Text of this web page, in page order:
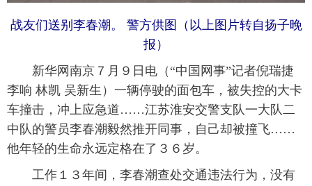
战友们送别李春潮。 警方供图（以上图片转自扬子晚
报）
新华网南京７月９日电（“中国网事”记者倪瑞捷
李响 林凯 吴新生）一辆停驶的面包车，被失控的大卡
车撞击，冲上应急道……江苏淮安交警支队一大队二
中队的警员李春潮毅然推开同事，自己却被撞飞……
他年轻的生命永远定格在了３６岁。
工作１３年间，李春潮查处交通违法行为，没有